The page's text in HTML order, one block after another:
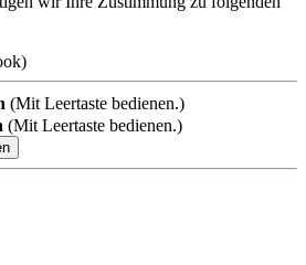
(Mit Leertaste bedienen.)
(Mit Leertaste bedienen.)